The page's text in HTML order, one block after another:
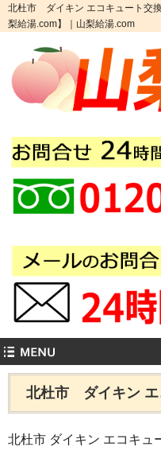
北杜市 ダイキン エコキュート交
梨給湯.com】｜山梨給湯.com
北杜市 ダイキン エ
北杜市 ダイキン エコキュ